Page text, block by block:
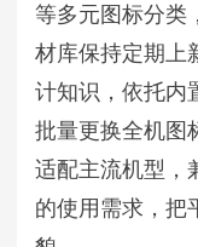
等多元图标分类
材库保持定期上
计知识，依托内
批量更换全机图
适配主流机型，
的使用需求，把